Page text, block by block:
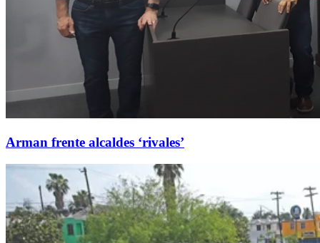
Arman frente alcaldes ‘rivales’